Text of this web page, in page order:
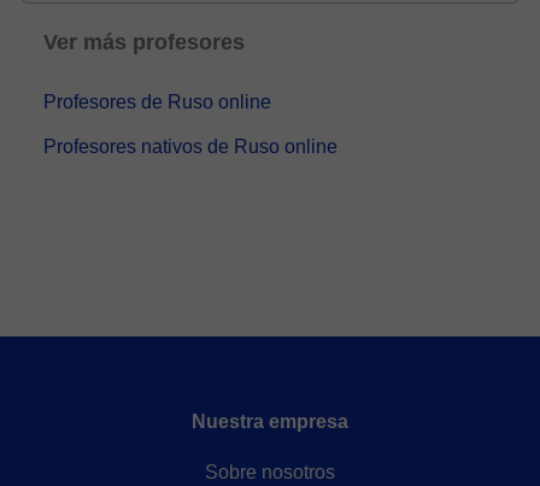
Ver más profesores
Profesores de Ruso online
Profesores nativos de Ruso online
Nuestra empresa
Sobre nosotros